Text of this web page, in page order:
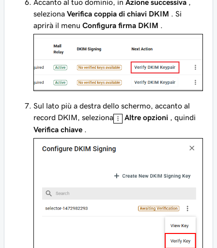
Accanto al tuo dominio, in Azione successiva ,
seleziona Verifica coppia di chiavi DKIM . Si
aprirà il menu Configura firma DKIM .
Sul lato più a destra dello schermo, accanto al
record DKIM, seleziona
Altre opzioni , quindi
Verifica chiave